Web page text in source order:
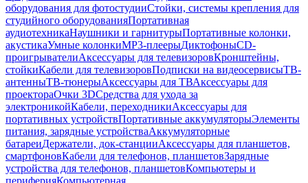
оборудования для фотостудииСтойки, системы крепления для
студийного оборудованияПортативная
аудиотехникаНаушники и гарнитурыПортативные колонки,
акустикаУмные колонкиMP3-плеерыДиктофоныCD-
проигрывателиАксессуары для телевизоровКронштейны,
стойкиКабели для телевизоровПодписки на видеосервисыТВ-
антенныТВ-тюнерыАксессуары для ТВАксессуары для
проектораОчки 3DСредства для ухода за
электроникойКабели, переходникиАксессуары для
портативных устройствПортативные аккумуляторыЭлементы
питания, зарядные устройстваАккумуляторные
батареиДержатели, док-станцииАксессуары для планшетов,
смартфоновКабели для телефонов, планшетовЗарядные
устройства для телефонов, планшетовКомпьютеры и
периферияКомпьютерная